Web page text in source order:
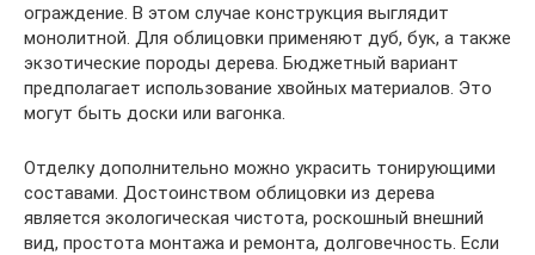
ограждение. В этом случае конструкция выглядит
монолитной. Для облицовки применяют дуб, бук, а также
экзотические породы дерева. Бюджетный вариант
предполагает использование хвойных материалов. Это
могут быть доски или вагонка.
Отделку дополнительно можно украсить тонирующими
составами. Достоинством облицовки из дерева
является экологическая чистота, роскошный внешний
вид, простота монтажа и ремонта, долговечность. Если